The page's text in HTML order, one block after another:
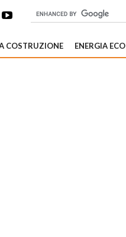
COSTRUZIONE ENERGIA ECO